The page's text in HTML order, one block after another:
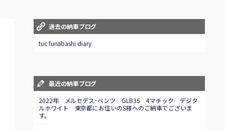
スタッフblog
Staff blog
過去の納車ブログ
tuc funabashi diary
最近の納車ブログ
2022年 メルセデス･ベンツ GLB35 4マチック デジタ
ルホワイト 東京都にお住いのS様へのご納車でございま
す。